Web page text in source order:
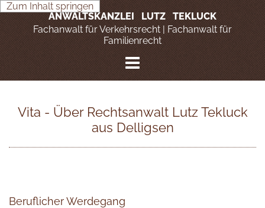
Zum Inhalt springen
ANWALTSKANZLEI LUTZ TEKLUCK
Fachanwalt für Verkehrsrecht | Fachanwalt für
Familienrecht
Vita - Über Rechtsanwalt Lutz Tekluck
aus Delligsen
Beruflicher Werdegang